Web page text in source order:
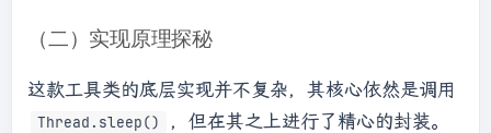
（二）实现原理探秘
这款工具类的底层实现并不复杂，其核心依然是调用
Thread.sleep() ，但在其之上进行了精心的封装。